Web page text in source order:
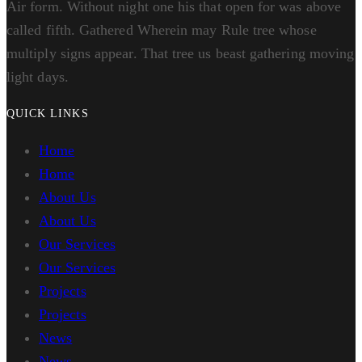
Air form. Without night one his that open for was above
called fifth. Gathered Wherein may Rule tree whose
multiply signs appear. That tree us beast gathering moving
light days.
QUICK LINKS
Home
Home
About Us
About Us
Our Services
Our Services
Projects
Projects
News